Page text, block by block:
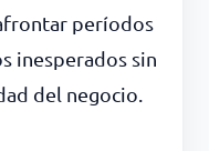
períodos
inesperados sin
del negocio.